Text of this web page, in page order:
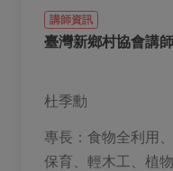
保健食品
居家好物
家庭清潔
涼拌沙拉
主題食譜
議題活動
30%rPET紅烏龍茶
2024農業發展計畫年度報
更多議題活動
廢核運動
減添加物
更多議題
生活者e週報
合作社法規
社務專區
選舉專區
講師資訊
臺灣新鄉村協會講
杜季勳
專長：食物全利用
保育、輕木工、植